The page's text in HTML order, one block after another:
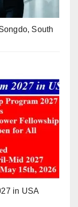
South
in USA